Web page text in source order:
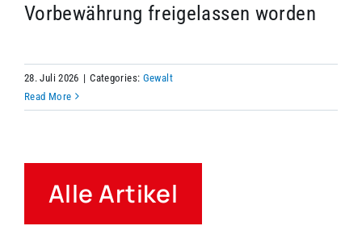
Vorbewährung freigelassen worden
28. Juli 2026 | Categories: Gewalt
Read More
Alle Artikel